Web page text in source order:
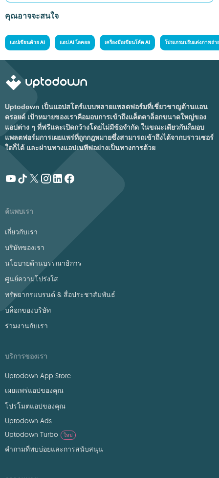
คุณอาจจะสนใจ
แอปเขียนด้วย AI แอป AI โลคอล เครื่องมือเขียนโค้ด AI โปรแกรมปรับแต่งภาพถ่า
Uptodown เป็นแอปสโตร์แบบหลายแพลตฟอร์มที่เชี่ยวชาญด้านแอน
ดรอยด์ เป้าหมายของเราคือมอบการเข้าถึงแค็ตตาล็อกขนาดใหญ่ของ
แอปต่าง ๆ ที่ฟรีและเปิดกว้างโดยไม่มีข้อจำกัด ในขณะเดียวกันก็มอบ
แพลตฟอร์มการเผยแพร่ที่ถูกกฎหมายซึ่งสามารถเข้าถึงได้จากบราวเซอร์
ใดก็ได้ และผ่านทางแอปเนทีฟอย่างเป็นทางการด้วย
ค้นพบเรา
เกี่ยวกับเรา
บริษัทของเรา
นโยบายด้านบรรณาธิการ
ศูนย์ความโปร่งใส
ทรัพยากรแบรนด์ & สื่อประชาสัมพันธ์
บล็อกของบริษัท
ร่วมงานกับเรา
บริการของเรา
Uptodown App Store
เผยแพร่แอปของคุณ
โปรโมตแอปของคุณ
Uptodown Ads
Uptodown Turbo
ใหม่
คำถามที่พบบ่อยและการสนับสนุน